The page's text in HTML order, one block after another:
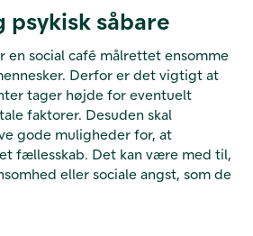
psykisk såbare
en social café målrettet ensomme
Derfor er det vigtigt at
tager højde for eventuelt
faktorer. Desuden skal
gode muligheder for, at
fællesskab. Det kan være med til,
eller sociale angst, som de